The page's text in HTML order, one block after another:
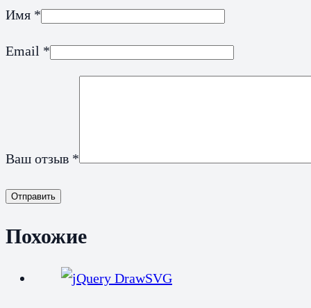
Имя *
Email *
Ваш отзыв *
Отправить
Похожие